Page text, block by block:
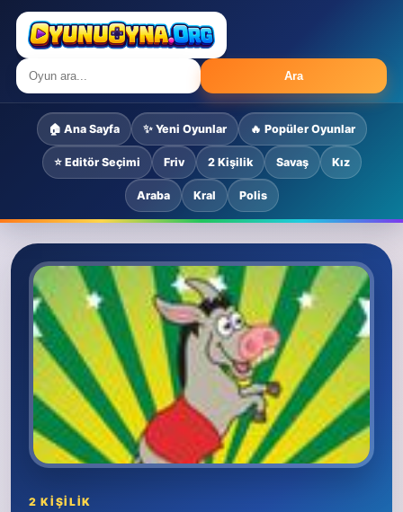
Ara
🏠 Ana Sayfa ✨ Yeni Oyunlar 🔥 Popüler Oyunlar
⭐ Editör Seçimi Friv 2 Kişilik Savaş Kız
Araba Kral Polis
2 KIŞILIK